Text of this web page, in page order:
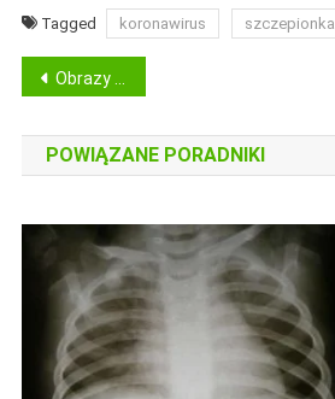
Tagged koronawirus szczepionka
Nawigacja
wpisu
Obrazy naścienne Kraków
POWIĄZANE PORADNIKI